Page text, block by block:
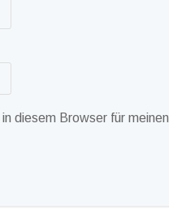
diesem Browser für